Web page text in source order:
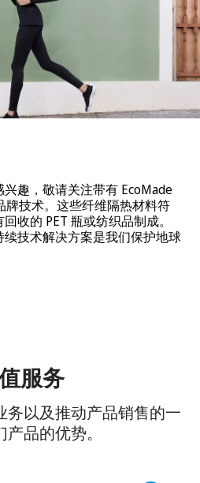
趣，敬请关注带有 EcoMade
牌技术。这些纤维隔热材料符
收的 PET 瓶或纺织品制成。
技术解决方案是我们保护地球
服务
务以及推动产品销售的一
品的优势。